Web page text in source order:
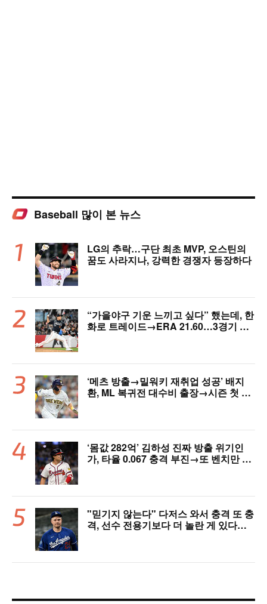
Baseball 많이 본 뉴스
LG의 추락…구단 최초 MVP, 오스틴의
꿈도 사라지나, 강력한 경쟁자 등장하다
“가을야구 기운 느끼고 싶다” 했는데, 한
화로 트레이드→ERA 21.60…3경기 만
‘메츠 방출→밀워키 재취업 성공’ 배지
환, ML 복귀전 대수비 출장→시즌 첫 안
‘몸값 282억’ 김하성 진짜 방출 위기인
가, 타율 0.067 충격 부진→또 벤치만 달
"믿기지 않는다" 다저스 와서 충격 또 충
격, 선수 전용기보다 더 놀란 게 있다